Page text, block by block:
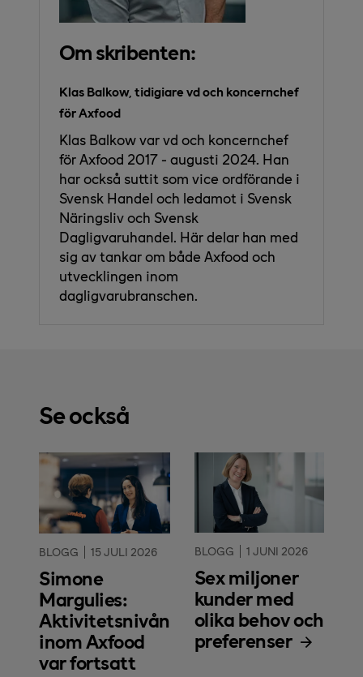
Om skribenten:
Klas Balkow, tidigiare vd och koncernchef
för Axfood
Klas Balkow var vd och koncernchef
för Axfood 2017 - augusti 2024. Han
har också suttit som vice ordförande i
Svensk Handel och ledamot i Svensk
Näringsliv och Svensk
Dagligvaruhandel. Här delar han med
sig av tankar om både Axfood och
utvecklingen inom
dagligvarubranschen.
Se också
BLOGG 15 JULI 2026
Simone
Margulies:
Aktivitetsnivån
inom Axfood
var fortsatt
BLOGG 1 JUNI 2026
Sex miljoner
kunder med
olika behov och
preferenser